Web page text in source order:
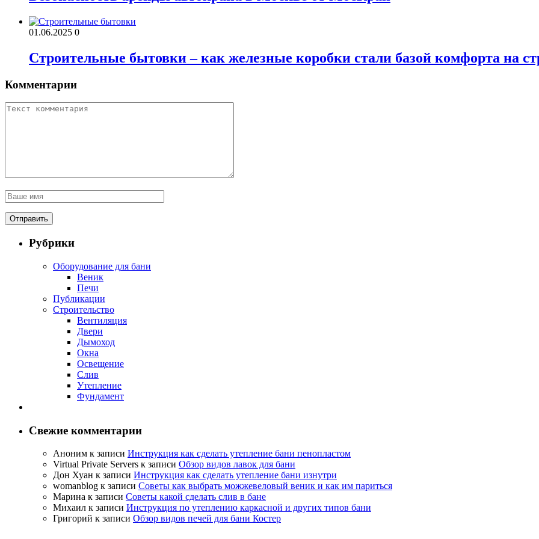
01.06.2025 0
Строительные бытовки – как железные коробки стали базой комфорта на
Комментарии
Рубрики
Оборудование для бани
Веник
Печи
Публикации
Строительство
Вентиляция
Двери
Дымоход
Окна
Освещение
Слив
Утепление
Фундамент
Свежие комментарии
Аноним к записи Инструкция как сделать утепление бани пенопластом
Virtual Private Servers к записи Обзор видов лавок для бани
Дон Хуан к записи Инструкция как сделать утепление бани изнутри
womanblog к записи Советы как выбрать можжевеловый веник и как им париться
Марина к записи Советы какой сделать слив в бане
Михаил к записи Инструкция по утеплению каркасной и других типов бани
Григорий к записи Обзор видов печей для бани Костер